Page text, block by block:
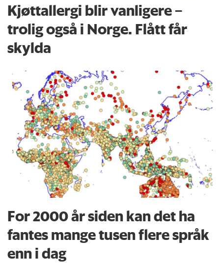
Kjøttallergi blir vanligere –
trolig også i Norge. Flått får
skylda
For 2000 år siden kan det ha
fantes mange tusen flere språk
enn i dag